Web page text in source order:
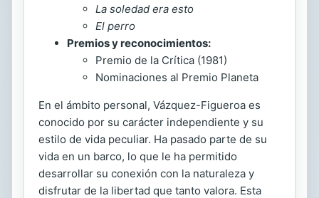
La soledad era esto
El perro
Premios y reconocimientos:
Premio de la Crítica (1981)
Nominaciones al Premio Planeta
En el ámbito personal, Vázquez-Figueroa es
conocido por su carácter independiente y su
estilo de vida peculiar. Ha pasado parte de su
vida en un barco, lo que le ha permitido
desarrollar su conexión con la naturaleza y
disfrutar de la libertad que tanto valora. Esta